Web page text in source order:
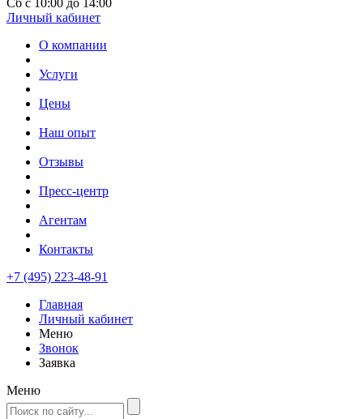
Сб с 10:00 до 14:00
Личный кабинет
О компании
Услуги
Цены
Наш опыт
Отзывы
Пресс-центр
Агентам
Контакты
+7 (495) 223-48-91
Главная
Личный кабинет
Меню
Звонок
Заявка
Меню